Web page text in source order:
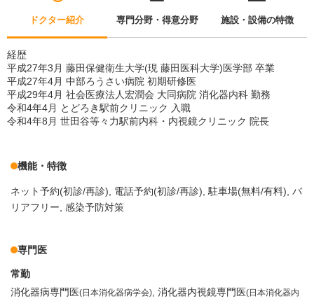
ドクター紹介 専門分野・得意分野 施設・設備の特徴
経歴
平成27年3月 藤田保健衛生大学(現 藤田医科大学)医学部 卒業
平成27年4月 中部ろうさい病院 初期研修医
平成29年4月 社会医療法人宏潤会 大同病院 消化器内科 勤務
令和4年4月 とどろき駅前クリニック 入職
令和4年8月 世田谷等々力駅前内科・内視鏡クリニック 院長
機能・特徴
ネット予約(初診/再診) 電話予約(初診/再診) 駐車場(無料/有料) バ
リアフリー 感染予防対策
専門医
常勤
消化器病専門医(日本消化器病学会) 消化器内視鏡専門医(日本消化器内